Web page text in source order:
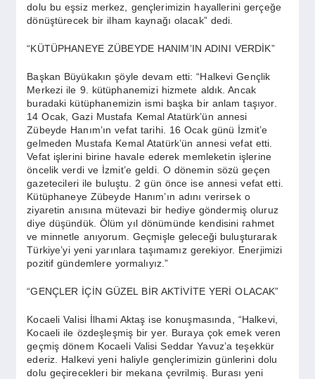
dolu bu eşsiz merkez, gençlerimizin hayallerini gerçeğe
dönüştürecek bir ilham kaynağı olacak” dedi.
“KÜTÜPHANEYE ZÜBEYDE HANIM’IN ADINI VERDİK”
Başkan Büyükakın şöyle devam etti: “Halkevi Gençlik
Merkezi ile 9. kütüphanemizi hizmete aldık. Ancak
buradaki kütüphanemizin ismi başka bir anlam taşıyor.
14 Ocak, Gazi Mustafa Kemal Atatürk’ün annesi
Zübeyde Hanım’ın vefat tarihi. 16 Ocak günü İzmit’e
gelmeden Mustafa Kemal Atatürk’ün annesi vefat etti.
Vefat işlerini birine havale ederek memleketin işlerine
öncelik verdi ve İzmit’e geldi. O dönemin sözü geçen
gazetecileri ile buluştu. 2 gün önce ise annesi vefat etti.
Kütüphaneye Zübeyde Hanım’ın adını verirsek o
ziyaretin anısına mütevazi bir hediye göndermiş oluruz
diye düşündük. Ölüm yıl dönümünde kendisini rahmet
ve minnetle anıyorum. Geçmişle geleceği buluşturarak
Türkiye’yi yeni yarınlara taşımamız gerekiyor. Enerjimizi
pozitif gündemlere yormalıyız.”
“GENÇLER İÇİN GÜZEL BİR AKTİVİTE YERİ OLACAK”
Kocaeli Valisi İlhami Aktaş ise konuşmasında, “Halkevi,
Kocaeli ile özdeşleşmiş bir yer. Buraya çok emek veren
geçmiş dönem Kocaeli Valisi Seddar Yavuz’a teşekkür
ederiz. Halkevi yeni haliyle gençlerimizin günlerini dolu
dolu geçirecekleri bir mekana çevrilmiş. Burası yeni